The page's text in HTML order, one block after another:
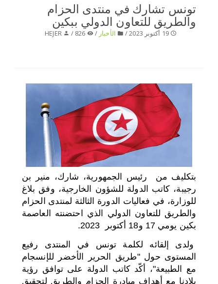
اختر بلدا/بلدان
تونس تشارك في منتدى الحزام
والطريق للتعاون الدولي ببكين
19 أكتوبر 2023 / الأخبار /
HEJER
بتكليف من رئيس الجمهورية، شارك، منير بن
رجيبة، كاتب الدولة للشؤون الخارجية، وفق بلاغ
للوزارة، في فعاليات الدورة الثالثة لمنتدى الحزام
والطريق للتعاون الدولي الذي احتضنته العاصمة
بكين يومي 17 و18 أكتوبر 2023.
ولدى إلقائه لكلمة تونس في المنتدى رفيع
المستوى حول "طريق الحرير الأخضر للإنسجام
مع الطبيعة"، أكّد كاتب الدولة على توافق رؤية
بلادنا مع أهداف مبادرة الحزام والطريق لتحقيق